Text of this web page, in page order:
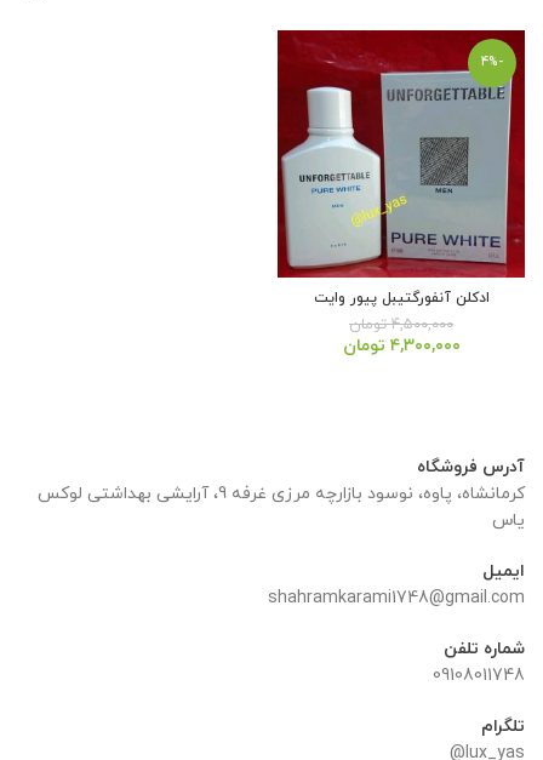
-4%
ادکلن آنفورگتیبل پیور وایت
۴,۵۰۰,۰۰۰ تومان
قیمت
۴,۳۰۰,۰۰۰ تومان
آدرس فروشگاه
کرمانشاه، پاوه، نوسود بازارچه مرزی غرفه 9، آرایشی بهداشتی لوکس
یاس
ایمیل
shahramkarami1748@gmail.com
شماره تلفن
09108011748
تلگرام
lux_yas@